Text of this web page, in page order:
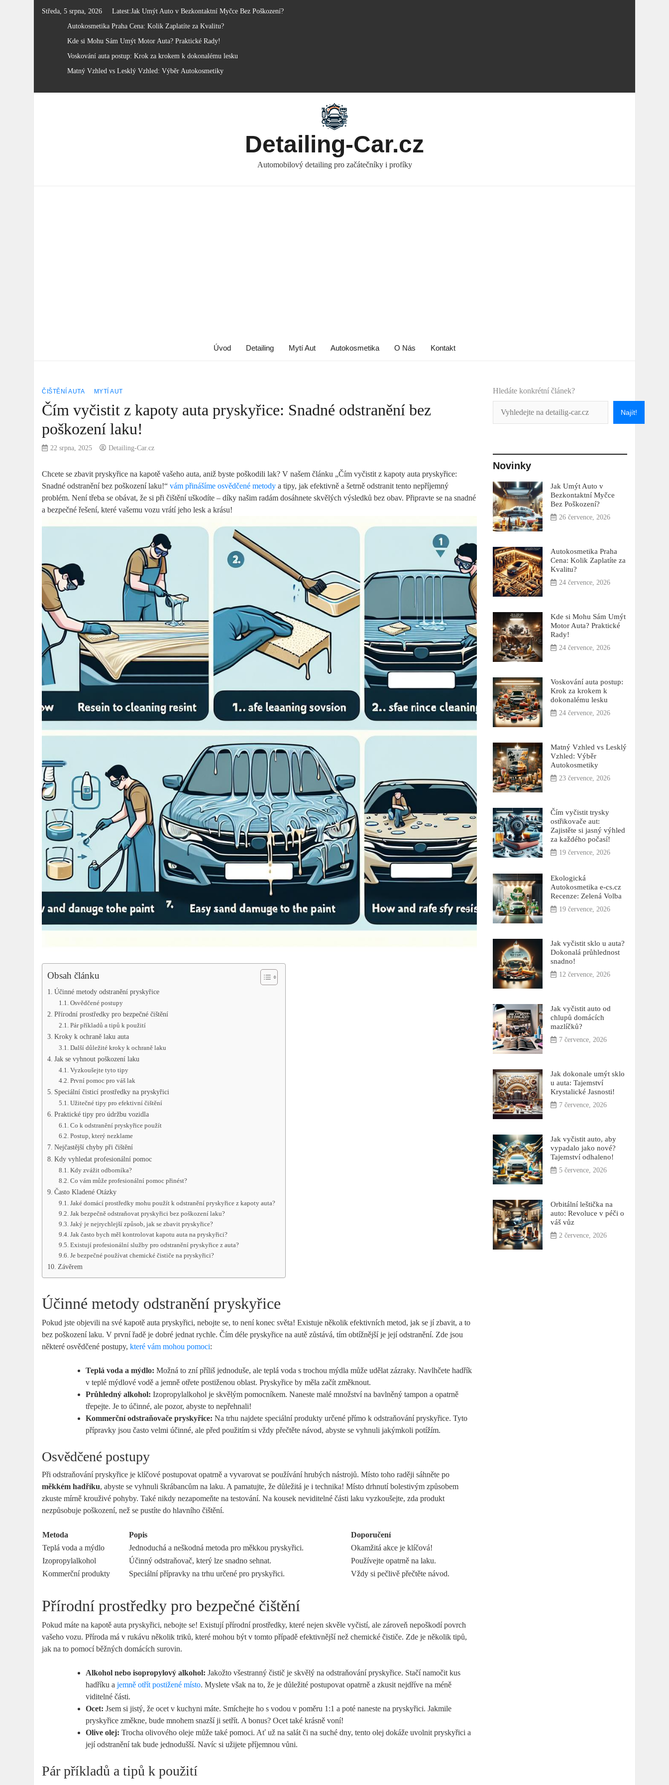
Středa, 5 srpna, 2026 Latest:Jak Umýt Auto v Bezkontaktní Myčce Bez Poškození?
Autokosmetika Praha Cena: Kolik Zaplatíte za Kvalitu?
Kde si Mohu Sám Umýt Motor Auta? Praktické Rady!
Voskování auta postup: Krok za krokem k dokonalému lesku
Matný Vzhled vs Lesklý Vzhled: Výběr Autokosmetiky
Detailing-Car.cz
Automobilový detailing pro začátečníky i profíky
Úvod Detailing Mytí Aut Autokosmetika O Nás Kontakt
ČIŠTĚNÍ AUTA MYTÍ AUT
Čím vyčistit z kapoty auta pryskyřice: Snadné odstranění bez
poškození laku!
22 srpna, 2025 Detailing-Car.cz
Chcete se zbavit pryskyřice na kapotě vašeho auta, aniž byste poškodili lak? V našem článku „Čím vyčistit z kapoty auta pryskyřice:
Snadné odstranění bez poškození laku!“vám přinášíme osvědčené metody a tipy, jak efektivně a šetrně odstranit tento nepříjemný
problém. Není třeba se obávat, že si při čištění uškodíte – díky našim radám dosáhnete skvělých výsledků bez obav. Připravte se na snadné
a bezpečné řešení, které vašemu vozu vrátí jeho lesk a krásu!
Obsah článku
Účinné metody odstranění pryskyřice
Osvědčené postupy
Přírodní prostředky pro bezpečné čištění
Pár příkladů a tipů k použití
Kroky k ochraně laku auta
Další důležité kroky k ochraně laku
Jak se vyhnout poškození laku
Vyzkoušejte tyto tipy
První pomoc pro váš lak
Speciální čisticí prostředky na pryskyřici
Užitečné tipy pro efektivní čištění
Praktické tipy pro údržbu vozidla
Co k odstranění pryskyřice použít
Postup, který nezklame
Nejčastější chyby při čištění
Kdy vyhledat profesionální pomoc
Kdy zvážit odborníka?
Co vám může profesionální pomoc přinést?
Často Kladené Otázky
Jaké domácí prostředky mohu použít k odstranění pryskyřice z kapoty auta?
Jak bezpečně odstraňovat pryskyřici bez poškození laku?
Jaký je nejrychlejší způsob, jak se zbavit pryskyřice?
Jak často bych měl kontrolovat kapotu auta na pryskyřici?
Existují profesionální služby pro odstranění pryskyřice z auta?
Je bezpečné používat chemické čističe na pryskyřici?
Závěrem
Účinné metody odstranění pryskyřice
Pokud jste objevili na své kapotě auta pryskyřici, nebojte se, to není konec světa! Existuje několik efektivních metod, jak se jí zbavit, a to
bez poškození laku. V první řadě je dobré jednat rychle. Čím déle pryskyřice na autě zůstává, tím obtížnější je její odstranění. Zde jsou
některé osvědčené postupy,které vám mohou pomoci:
Teplá voda a mýdlo: Možná to zní příliš jednoduše, ale teplá voda s trochou mýdla může udělat zázraky. Navlhčete hadřík
v teplé mýdlové vodě a jemně otřete postiženou oblast. Pryskyřice by měla začít změknout.
Průhledný alkohol: Izopropylalkohol je skvělým pomocníkem. Naneste malé množství na bavlněný tampon a opatrně
třepejte. Je to účinné, ale pozor, abyste to nepřehnali!
Kommerční odstraňovače pryskyřice: Na trhu najdete speciální produkty určené přímo k odstraňování pryskyřice. Tyto
přípravky jsou často velmi účinné, ale před použitím si vždy přečtěte návod, abyste se vyhnuli jakýmkoli potížím.
Osvědčené postupy
Při odstraňování pryskyřice je klíčové postupovat opatrně a vyvarovat se používání hrubých nástrojů. Místo toho raději sáhněte po
měkkém hadříku, abyste se vyhnuli škrábancům na laku. A pamatujte, že důležitá je i technika! Místo drhnutí bolestivým způsobem
zkuste mírně krouživé pohyby. Také nikdy nezapomeňte na testování. Na kousek neviditelné části laku vyzkoušejte, zda produkt
nezpůsobuje poškození, než se pustíte do hlavního čištění.
Metoda Popis
Doporučení
Teplá voda a mýdlo
Jednoduchá a neškodná metoda pro měkkou pryskyřici.
Okamžitá akce je klíčová!
Izopropylalkohol
Účinný odstraňovač, který lze snadno sehnat.
Používejte opatrně na laku.
Kommerční produkty
Speciální přípravky na trhu určené pro pryskyřici. Vždy si pečlivě přečtěte návod.
Přírodní prostředky pro bezpečné čištění
Pokud máte na kapotě auta pryskyřici, nebojte se! Existují přírodní prostředky, které nejen skvěle vyčistí, ale zároveň nepoškodí povrch
vašeho vozu. Příroda má v rukávu několik triků, které mohou být v tomto případě efektivnější než chemické čističe. Zde je několik tipů,
jak na to pomocí běžných domácích surovin.
Alkohol nebo isopropylový alkohol: Jakožto všestranný čistič je skvělý na odstraňování pryskyřice. Stačí namočit kus
hadříku ajemně otřít postižené místo. Myslete však na to, že je důležité postupovat opatrně a zkusit nejdříve na méně
viditelné části.
Ocet: Jsem si jistý, že ocet v kuchyni máte. Smíchejte ho s vodou v poměru 1:1 a poté naneste na pryskyřici. Jakmile
pryskyřice změkne, bude mnohem snazší ji setřít. A bonus? Ocet také krásně voní!
Olive olej: Trocha olivového oleje může také pomoci. Ať už na salát či na suché dny, tento olej dokáže uvolnit pryskyřici a
její odstranění tak bude jednodušší. Navíc si užijete příjemnou vůni.
Pár příkladů a tipů k použití
Hledáte konkrétní článek?
Najít!
Novinky
Jak Umýt Auto v
Bezkontaktní Myčce
Bez Poškození?
26 července, 2026
Autokosmetika Praha
Cena: Kolik Zaplatíte za
Kvalitu?
24 července, 2026
Kde si Mohu Sám Umýt
Motor Auta? Praktické
Rady!
24 července, 2026
Voskování auta postup:
Krok za krokem k
dokonalému lesku
24 července, 2026
Matný Vzhled vs Lesklý
Vzhled: Výběr
Autokosmetiky
23 července, 2026
Čím vyčistit trysky
ostřikovače aut:
Zajistěte si jasný výhled
za každého počasí!
19 července, 2026
Ekologická
Autokosmetika e-cs.cz
Recenze: Zelená Volba
19 července, 2026
Jak vyčistit sklo u auta?
Dokonalá průhlednost
snadno!
12 července, 2026
Jak vyčistit auto od
chlupů domácích
mazlíčků?
7 července, 2026
Jak dokonale umýt sklo
u auta: Tajemství
Krystalické Jasnosti!
7 července, 2026
Jak vyčistit auto, aby
vypadalo jako nové?
Tajemství odhaleno!
5 července, 2026
Orbitální leštička na
auto: Revoluce v péči o
váš vůz
2 července, 2026